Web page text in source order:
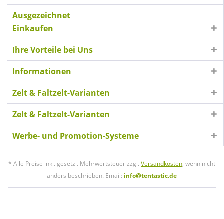
Ausgezeichnet
Einkaufen
Ihre Vorteile bei Uns
Informationen
Zelt & Faltzelt-Varianten
Zelt & Faltzelt-Varianten
Werbe- und Promotion-Systeme
* Alle Preise inkl. gesetzl. Mehrwertsteuer zzgl. Versandkosten, wenn nicht
anders beschrieben. Email: info@tentastic.de